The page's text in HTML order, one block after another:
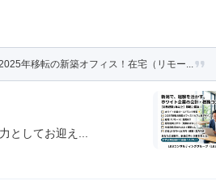
年移転の新築オフィス！在宅（リモー...
としてお迎え...